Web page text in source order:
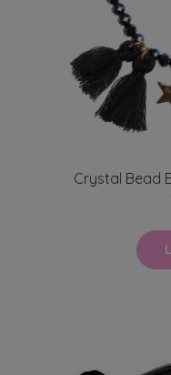
Crystal Bead